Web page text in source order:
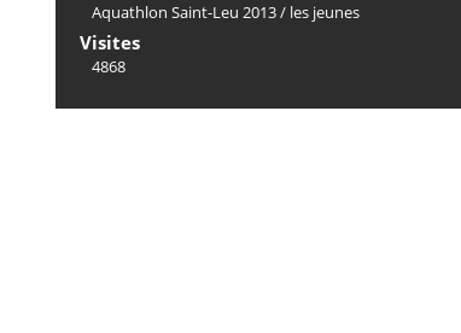
Aquathlon Saint-Leu 2013/ les jeunes
Visites
4868